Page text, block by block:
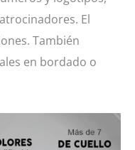
El
También
en bordado o